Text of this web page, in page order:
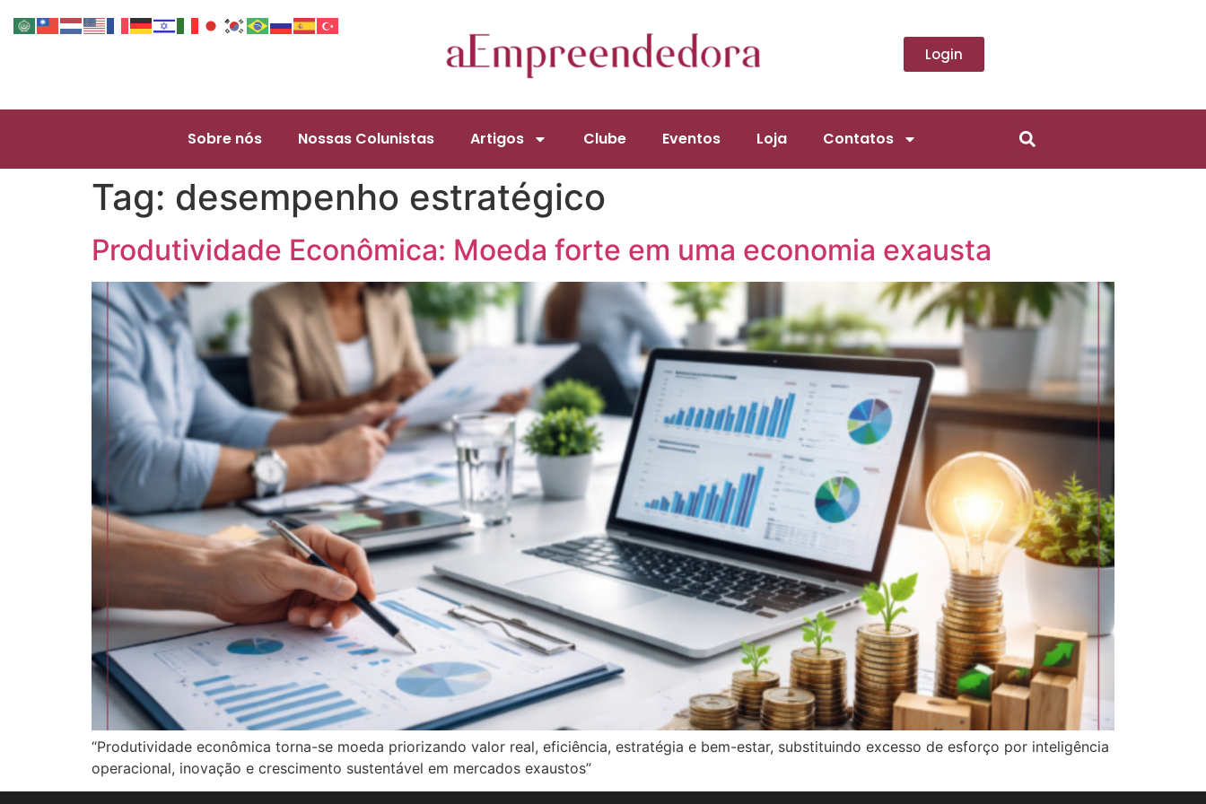
Login
Sobre nós Nossas Colunistas Artigos Clube Eventos Loja Contatos
Tag: desempenho estratégico
Produtividade Econômica: Moeda forte em uma economia exausta
“Produtividade econômica torna-se moeda priorizando valor real, eficiência, estratégia e bem-estar, substituindo excesso de esforço por inteligência
operacional, inovação e crescimento sustentável em mercados exaustos”